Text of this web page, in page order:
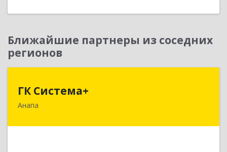
Ближайшие партнеры из соседних
регионов
ГК Система+
Анапа353450, Краснодарский край, Анапский р-н,